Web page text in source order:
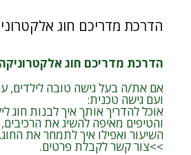
הדרכת מדריכם חוג
הדרכת מדריכם חוג אלקטרוניקה
אם את/ה בעל גישה טובה לילדים,
ועם גישה טכנית:
אוכל להדריך אותך איך לבנות חוג
והטיפים מאיפה להשיג את
השיעור ואפילו איך לתמחר את החוג.
>>צור קשר לקבלת פרטים.